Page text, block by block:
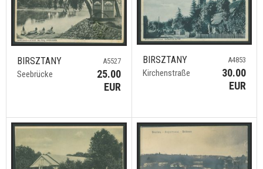
BIRSZTANY
Seebrücke
A5527
25.00
EUR
BIRSZTANY
Kirchenstraße
A4853
30.00
EUR